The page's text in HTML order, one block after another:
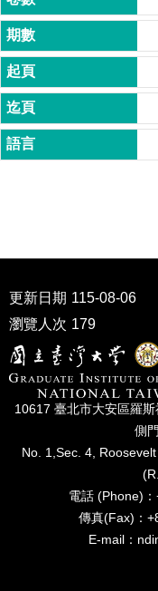
職
專
班
學
術
研
究
期
刊
試
專
學
更新日期 115-08-06
瀏覽人次 179
10617 臺北市⼤安區羅
側
No. 1,Sec. 4,
電話 (Phone)
傳真(Fax)：
E-mail：